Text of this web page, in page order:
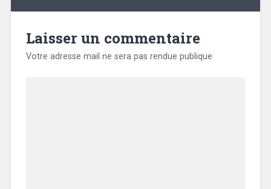
Laisser un commentaire
Votre adresse mail ne sera pas rendue publique